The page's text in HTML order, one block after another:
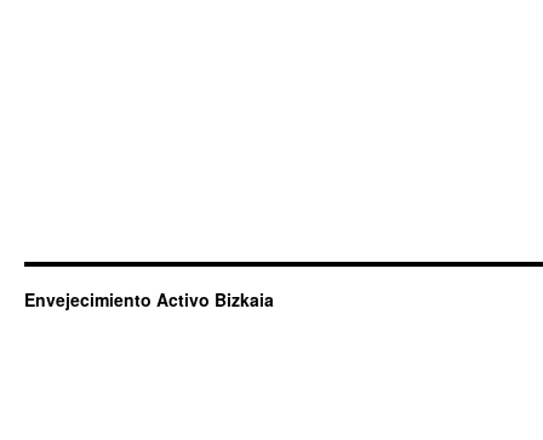
Envejecimiento Activo Bizkaia